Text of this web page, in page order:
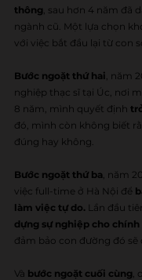
thông, sau hơn 4 năm đã
ngành cũ. Một lựa chọn
với việc bắt đầu lại từ con
Bước ngoặt thứ hai, năm
nghiệp thạc sĩ tại Úc, nơi
8 năm, mình quyết định
đó, mình còn không biết
đúng hay không.
Bước ngoặt thứ ba, năm
việc full-time ở Hà Nội để
làm việc tự do. Lần đầu
dựng sự nghiệp cho
đảm bảo con đường đó sẽ
Và bước ngoặt cuối cùng,